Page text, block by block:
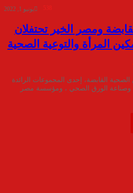
يونيو 1, 2022 538
ومصر الخير تحتفلان
المرأة والتوعية الصحية
القابضة، إحدى المجموعات الرائدة
وصناعة الورق الصحي ، ومؤسسة مصر